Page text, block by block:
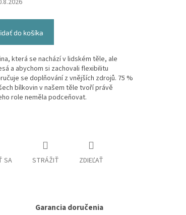
do košíka
která se nachází v lidském těle, ale
a abychom si zachovali flexibilitu
se doplňování z vnějších zdrojů. 75 %
bílkovin v našem těle tvoří právě
role neměla podceňovat.
SA STRÁŽIŤ ZDIEĽAŤ
Garancia doručenia